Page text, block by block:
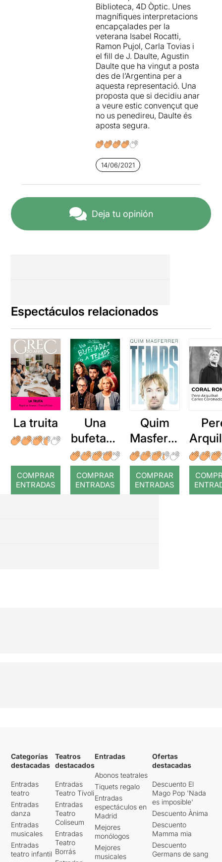
La verdad absoluta y
científica ha muerto, ni
siquiera podemos asegurar
ya si Dustin Hoffman es el
mejor actor del mundo.
Bienvenidos a la era de la
subjetividad y la incerteza
absoluta.
Presentar un tema tan
candente con un enfoque de
comedia-thriller ya es un
acierto. Acompañarlo de
interpretaciones y una
imágenes potentes es un
regalo. Terminarlo con un
giro final tan inesperado es
dar en el clavo. No sé si
esta obra sin duda lo es,
Biblioteca, 4D Òptic. Unes
magnífiques interpretacions
encapçalades per la
veterana Isabel Rocatti,
Ramon Pujol, Carla Tovias i
el fill de J. Daulte, Agustin
Daulte que ha vingut a posta
des de l’Argentina per a
aquesta representació. Una
proposta que si decidiu anar
a veure estic convençut que
no us penedireu, Daulte és
aposta segura.
14/06/2021
Deja tu opinión
Espectáculos relacionados
La truita
COMPRAR
ENTRADAS
Una
bufetada
a temps
COMPRAR
ENTRADAS
Quim
Masferre
r: Temps
COMPRAR
ENTRADAS
:
Categorías
destacadas
Entradas
teatro
Entradas
danza
Entradas
musicales
Entradas
teatro infantil
Teatros
destacados
Entradas
Teatro Tívoli
Entradas
Teatro
Coliseum
Entradas
Teatro
Borrás
Entradas
Abonos teatrales
Tiquets regalo
Entradas
espectáculos en
Madrid
Mejores
monólogos
Mejores
musicales
Ofertas
destacadas
Descuento El
Mago Pop 'Nada
es imposible'
Descuento Ànima
Descuento
Mamma mia
Descuento
Germans de sang